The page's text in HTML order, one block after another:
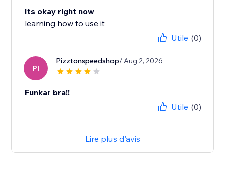
Its okay right now
learning how to use it
Utile (0)
PI
Pizztonspeedshop/ Aug 2, 2026
Funkar bra!!
Utile (0)
Lire plus d'avis